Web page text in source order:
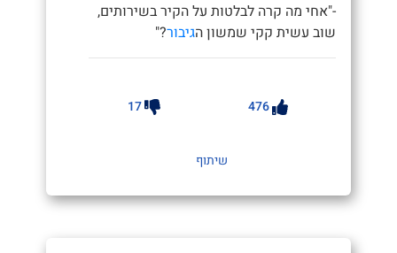
-"אחי מה קרה לבלטות על הקיר בשירותים,
שוב עשית קקי שמשון הגיבור?"
476
17
שיתוף